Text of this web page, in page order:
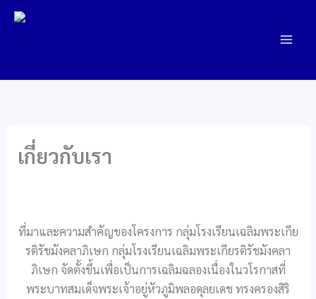
Skip
เกี่ยวกับเรา
ที่มาและความสำคัญของโครงการ กลุ่มโรงเรียนเฉลิมพระเกีย
รติรัชมังคลาภิเษก กลุ่มโรงเรียนเฉลิมพระเกียรติรัชมังคลา
ภิเษก จัดตั้งขึ้นเพื่อเป็นการเฉลิมฉลองเนื่องในวโรกาสที่
พระบาทสมเด็จพระเจ้าอยู่หัวภูมิพลอดุลยเดช ทรงครองสิริ